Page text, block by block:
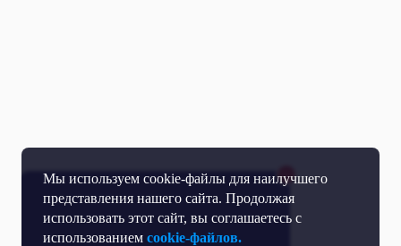
Мы используем cookie-файлы для наилучшего
представления нашего сайта. Продолжая
использовать этот сайт, вы соглашаетесь с
использованием cookie-файлов.